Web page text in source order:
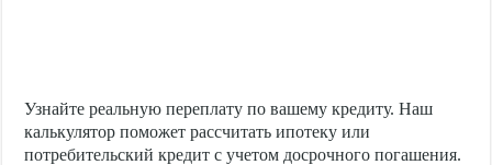
Узнайте реальную переплату по вашему кредиту. Наш
калькулятор поможет рассчитать ипотеку или
потребительский кредит с учетом досрочного погашения.